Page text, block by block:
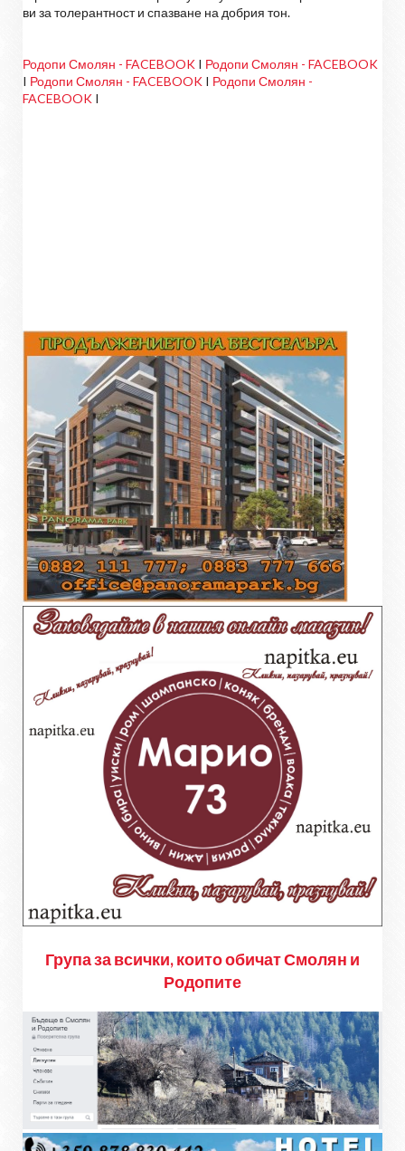
ви за толерантност и спазване на добрия тон.
Родопи Смолян - FACEBOOK I Родопи Смолян - FACEBOOK
I Родопи Смолян - FACEBOOK I Родопи Смолян -
FACEBOOK I
Група за всички, които обичат Смолян и
Родопите